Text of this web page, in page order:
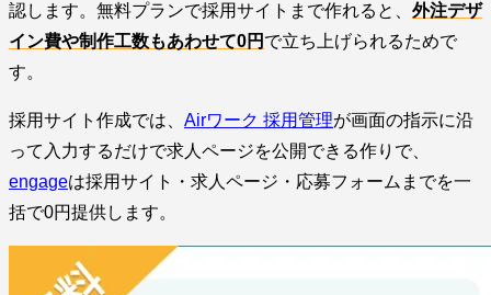
認します。無料プランで採用サイトまで作れると、 外注デザ
イン費や制作工数もあわせて0円 で立ち上げられるためで
す。
採用サイト作成では、 Airワーク 採用管理が画面の指示に沿
って入力するだけで求人ページを公開できる作りで、
engageは採用サイト・求人ページ・応募フォームまでを一
括で0円提供します。